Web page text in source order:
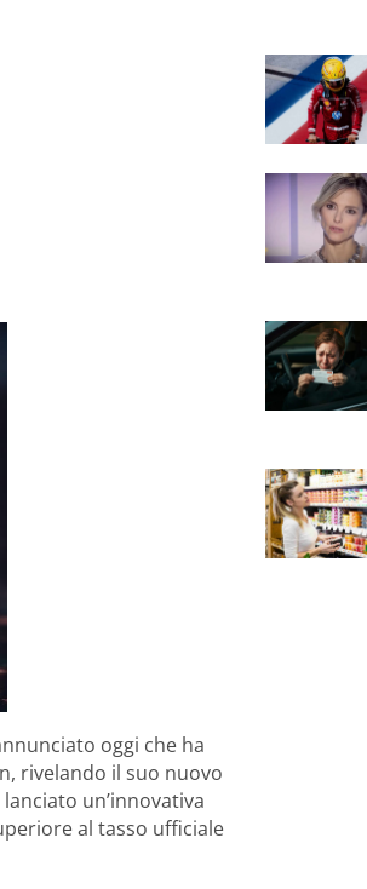
oggi che ha
rivelando il suo nuovo
un’innovativa
al tasso ufficiale